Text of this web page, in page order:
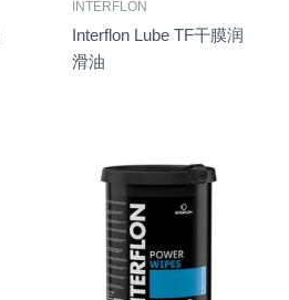
INTERFLON
Interflon Lube TF干膜润
滑油